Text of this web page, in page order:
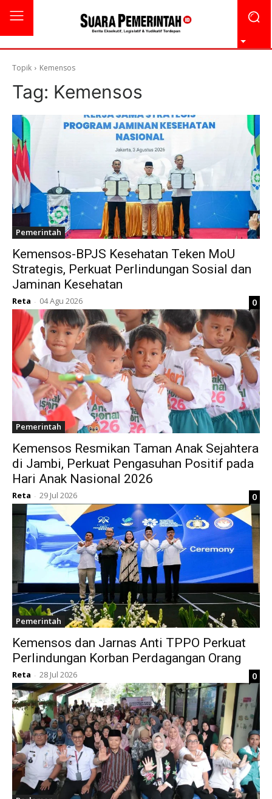
Topik Kemensos
Tag: Kemensos
Pemerintah
Kemensos-BPJS Kesehatan Teken MoU
Strategis, Perkuat Perlindungan Sosial dan
Jaminan Kesehatan
Reta - 04 Agu 2026 0
Pemerintah
Kemensos Resmikan Taman Anak Sejahtera
di Jambi, Perkuat Pengasuhan Positif pada
Hari Anak Nasional 2026
Reta - 29 Jul 2026 0
Pemerintah
Kemensos dan Jarnas Anti TPPO Perkuat
Perlindungan Korban Perdagangan Orang
Reta - 28 Jul 2026 0